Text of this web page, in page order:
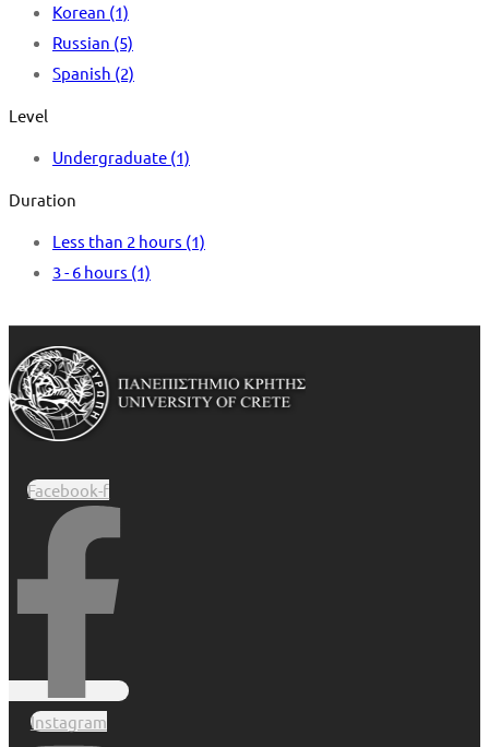
Korean (1)
Russian (5)
Spanish (2)
Level
Undergraduate (1)
Duration
Less than 2 hours (1)
3 - 6 hours (1)
Facebook-f
Instagram